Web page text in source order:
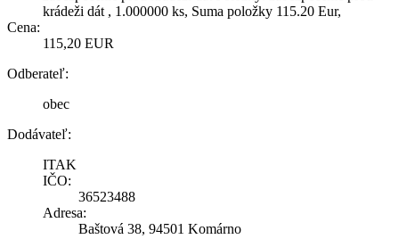
krádeži dát , 1.000000 ks, Suma položky 115.20 Eur,
Cena:
115,20 EUR
Odberateľ:
obec
Dodávateľ:
ITAK
IČO:
36523488
Adresa:
Baštová 38, 94501 Komárno